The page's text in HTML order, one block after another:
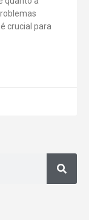
crucial para